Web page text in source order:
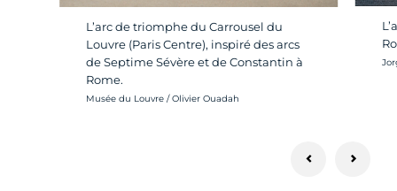
L’arc de triomphe du Carrousel du
Louvre (Paris Centre), inspiré des arcs
de Septime Sévère et de Constantin à
Rome.
Crédit photo :
Musée du Louvre / Olivier Ouadah